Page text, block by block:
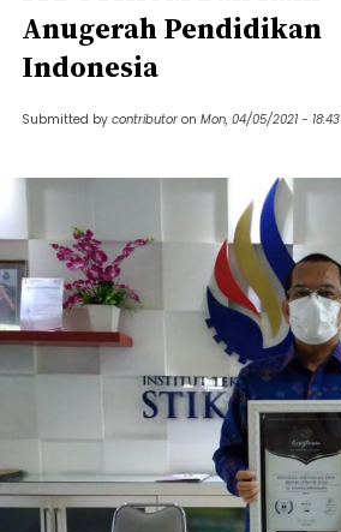
Anugerah Pendidikan
Indonesia
Submitted by contributor on Mon, 04/05/2021 - 18:43